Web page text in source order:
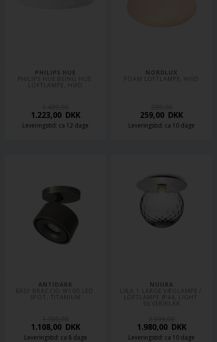
PHILIPS HUE
PHILIPS HUE BEING HUE
LOFTLAMPE, HVID
1.223,00DKK
Leveringstid: ca 12 dage
NORDLUX
FOAM LOFTLAMPE, HVID
259,00 DKK
Leveringstid: ca 10 dage
ANTIDARK
EASY BRACCIO W100 LED
SPOT, TITANIUM
1.108,00DKK
Leveringstid: ca 8 dage
NUURA
LIILA 1 LARGE VÆGLAMPE /
LOFTLAMPE IP44, LIGHT
SILVER/KLAR
1.980,00DKK
Leveringstid: ca 10 dage